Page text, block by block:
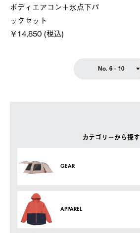
カテゴリーから探す
GEAR
APPAREL
ボディエアコン＋氷点下パ
ックセット
￥14,850 (税込)
No. 6 - 10